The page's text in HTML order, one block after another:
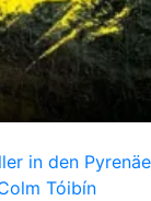
in den
Tóibín